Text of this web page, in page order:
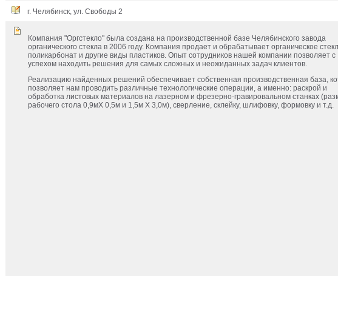
г. Челябинск, ул. Свободы 2
Компания "Оргстекло" была создана на производственной базе Челябинского завода
органического стекла в 2006 году. Компания продает и обрабатывает органическое
поликарбонат и другие виды пластиков. Опыт сотрудников нашей компании позволяет с
успехом находить решения для самых сложных и неожиданных задач клиентов.
Реализацию найденных решений обеспечивает собственная производственная база,
позволяет нам проводить различные технологические операции, а именно: раскрой и
обработка листовых материалов на лазерном и фрезерно-гравировальном станках
рабочего стола 0,9мХ 0,5м и 1,5м Х 3,0м), сверление, склейку, шлифовку, формовку и т.д.